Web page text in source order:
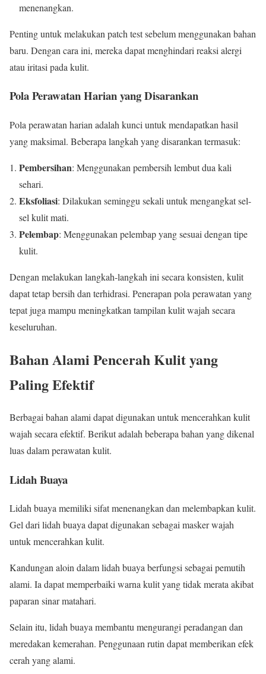
menenangkan.
Penting untuk melakukan patch test sebelum menggunakan bahan
baru. Dengan cara ini, mereka dapat menghindari reaksi alergi
atau iritasi pada kulit.
Pola Perawatan Harian yang Disarankan
Pola perawatan harian adalah kunci untuk mendapatkan hasil
yang maksimal. Beberapa langkah yang disarankan termasuk:
Pembersihan: Menggunakan pembersih lembut dua kali
sehari.
Eksfoliasi: Dilakukan seminggu sekali untuk mengangkat sel-
sel kulit mati.
Pelembap: Menggunakan pelembap yang sesuai dengan tipe
kulit.
Dengan melakukan langkah-langkah ini secara konsisten, kulit
dapat tetap bersih dan terhidrasi. Penerapan pola perawatan yang
tepat juga mampu meningkatkan tampilan kulit wajah secara
keseluruhan.
Bahan Alami Pencerah Kulit yang
Paling Efektif
Berbagai bahan alami dapat digunakan untuk mencerahkan kulit
wajah secara efektif. Berikut adalah beberapa bahan yang dikenal
luas dalam perawatan kulit.
Lidah Buaya
Lidah buaya memiliki sifat menenangkan dan melembapkan kulit.
Gel dari lidah buaya dapat digunakan sebagai masker wajah
untuk mencerahkan kulit.
Kandungan aloin dalam lidah buaya berfungsi sebagai pemutih
alami. Ia dapat memperbaiki warna kulit yang tidak merata akibat
paparan sinar matahari.
Selain itu, lidah buaya membantu mengurangi peradangan dan
meredakan kemerahan. Penggunaan rutin dapat memberikan efek
cerah yang alami.